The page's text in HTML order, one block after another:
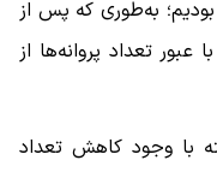
به‌طوری که پس از
عبور تعداد پروانه‌ها از
با وجود کاهش تعداد